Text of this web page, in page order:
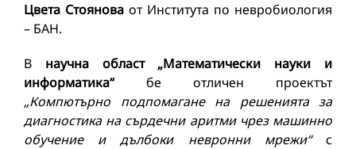
Цвета Стоянова от Института по невробиология
– БАН.
В научна област „Математически науки и
информатика“бе отличен проектът
„Компютърно подпомагане на решенията за
диагностика на сърдечни аритми чрез машинно
обучение и дълбоки невронни мрежи“с